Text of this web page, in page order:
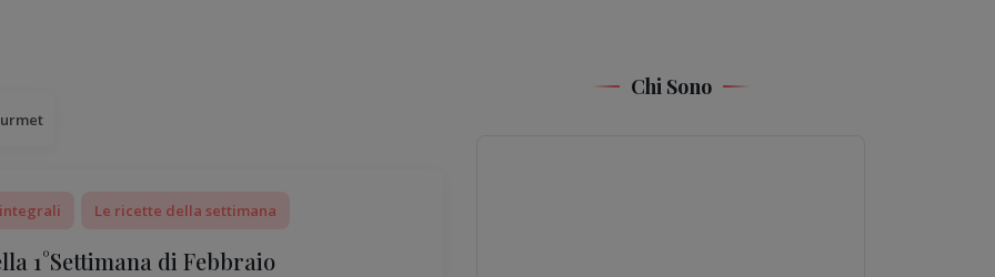
Le ricette della settimana
1°Settimana di Febbraio
Chi Sono